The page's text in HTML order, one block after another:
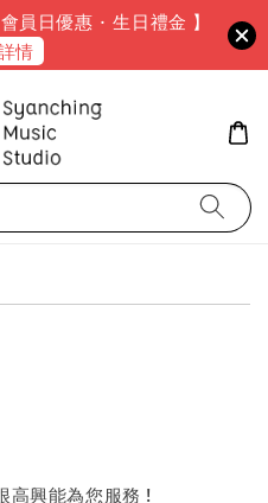
員日優惠 · 生日禮金 】
情
高興能為您服務 !